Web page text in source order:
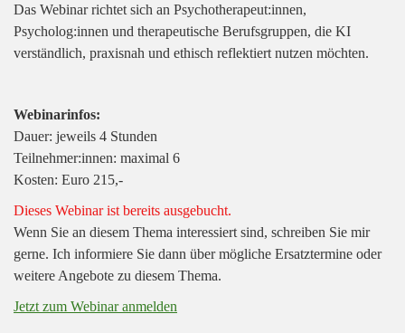
Das Webinar richtet sich an Psychotherapeut:innen,
Psycholog:innen und therapeutische Berufsgruppen, die KI
verständlich, praxisnah und ethisch reflektiert nutzen möchten.
Webinarinfos:
Dauer: jeweils 4 Stunden
Teilnehmer:innen: maximal 6
Kosten: Euro 215,-
Dieses Webinar ist bereits ausgebucht.
Wenn Sie an diesem Thema interessiert sind, schreiben Sie mir
gerne. Ich informiere Sie dann über mögliche Ersatztermine oder
weitere Angebote zu diesem Thema.
Jetzt zum Webinar anmelden